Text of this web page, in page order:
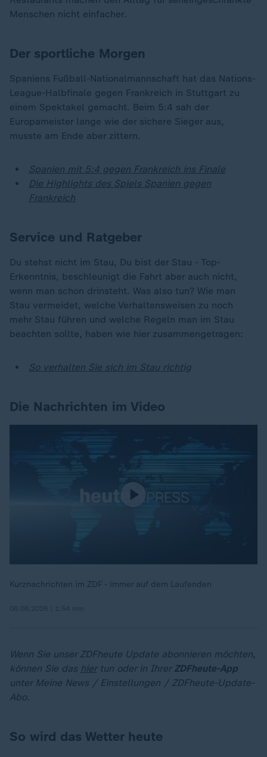
Menschen nicht einfacher.
Der sportliche Morgen
Spaniens Fußball-Nationalmannschaft hat das Nations-
League-Halbfinale gegen Frankreich in Stuttgart zu
einem Spektakel gemacht. Beim 5:4 sah der
Europameister lange wie der sichere Sieger aus,
musste am Ende aber zittern.
Spanien mit 5:4 gegen Frankreich ins Finale
Die Highlights des Spiels Spanien gegen
Frankreich
Service und Ratgeber
Du stehst nicht im Stau, Du bist der Stau - Top-
Erkenntnis, beschleunigt die Fahrt aber auch nicht,
wenn man schon drinsteht. Was also tun? Wie man
Stau vermeidet, welche Verhaltensweisen zu noch
mehr Stau führen und welche Regeln man im Stau
beachten sollte, haben wie hier zusammengetragen:
So verhalten Sie sich im Stau richtig
Die Nachrichten im Video
Kurznachrichten im ZDF - immer auf dem Laufenden
Wenn Sie unser ZDFheute Update abonnieren möchten,
können Sie das hiertun oder in Ihrer ZDFheute-App
unter Meine News / Einstellungen / ZDFheute-Update-
Abo.
So wird das Wetter heute